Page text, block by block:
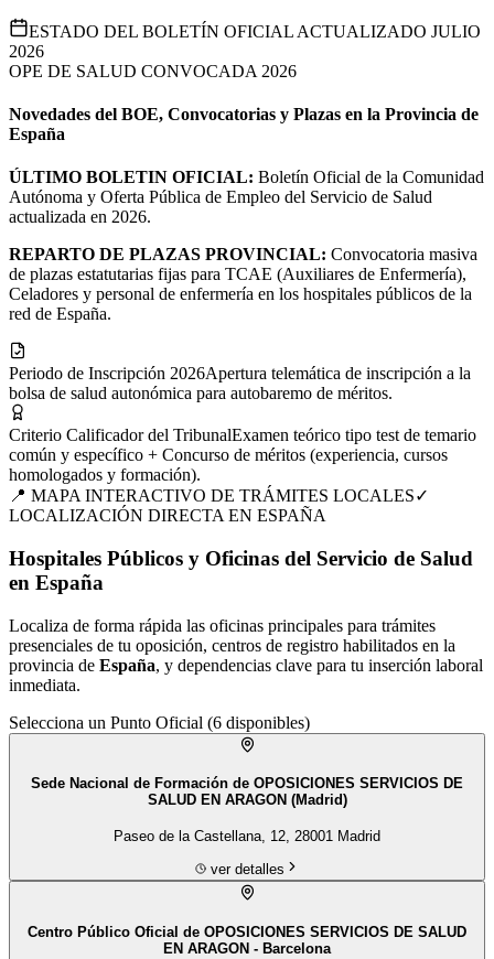
ESTADO DEL BOLETÍN OFICIAL ACTUALIZADO JULIO
2026
OPE DE SALUD CONVOCADA 2026
Novedades del BOE, Convocatorias y Plazas en la Provincia de
España
ÚLTIMO BOLETIN OFICIAL: Boletín Oficial de la Comunidad
Autónoma y Oferta Pública de Empleo del Servicio de Salud
actualizada en 2026.
REPARTO DE PLAZAS PROVINCIAL: Convocatoria masiva
de plazas estatutarias fijas para TCAE (Auxiliares de Enfermería),
Celadores y personal de enfermería en los hospitales públicos de la
red de España.
Periodo de Inscripción 2026Apertura telemática de inscripción a la
bolsa de salud autonómica para autobaremo de méritos.
Criterio Calificador del TribunalExamen teórico tipo test de temario
común y específico + Concurso de méritos (experiencia, cursos
homologados y formación).
📍 MAPA INTERACTIVO DE TRÁMITES LOCALES✓
LOCALIZACIÓN DIRECTA EN ESPAÑA
Hospitales Públicos y Oficinas del Servicio de Salud
en España
Localiza de forma rápida las oficinas principales para trámites
presenciales de tu oposición, centros de registro habilitados en la
provincia de España, y dependencias clave para tu inserción laboral
inmediata.
Selecciona un Punto Oficial (6 disponibles)
Sede Nacional de Formación de OPOSICIONES SERVICIOS DE
SALUD EN ARAGON (Madrid)
Paseo de la Castellana, 12, 28001 Madrid
ver detalles
Centro Público Oficial de OPOSICIONES SERVICIOS DE SALUD
EN ARAGON - Barcelona